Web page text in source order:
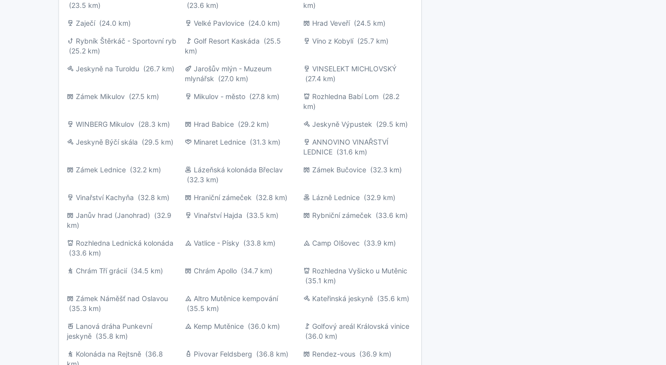
(23.5 km)
(23.6 km)
km)
Zaječí(24.0 km) Velké Pavlovice (24.0 km) Hrad Veveří(24.5 km)
Rybník Štěrkáč - Sportovní ryb
(25.2 km)
Golf Resort Kaskáda (25.5
km)
Víno z Kobylí(25.7 km)
Jeskyně na Turoldu (26.7 km)
Jarošův mlýn - Muzeum
mlynářsk (27.0 km)
VINSELEKT MICHLOVSKÝ
(27.4 km)
Zámek Mikulov (27.5 km) Mikulov - město (27.8 km) Rozhledna Babí Lom (28.2
km)
WINBERG Mikulov (28.3 km) Hrad Babice (29.2 km) Jeskyně Výpustek (29.5 km)
Jeskyně Býčí skála (29.5 km) Minaret Lednice (31.3 km)
ANNOVINO VINAŘSTVÍ
LEDNICE(31.6 km)
Zámek Lednice (32.2 km)
Lázeňská kolonáda Břeclav
(32.3 km)
Zámek Bučovice(32.3 km)
Vinařství Kachyňa (32.8 km) Hraniční zámeček (32.8 km) Lázně Lednice(32.9 km)
Janův hrad (Janohrad) (32.9
km)
Vinařství Hajda (33.5 km) Rybniční zámeček (33.6 km)
Rozhledna Lednická kolonáda
(33.6 km)
Vatlice - Písky (33.8 km) Camp Olšovec (33.9 km)
Chrám Tří grácií(34.5 km) Chrám Apollo (34.7 km)
Rozhledna Vyšicko u Mutěnic
(35.1 km)
Zámek Náměšť nad Oslavou
(35.3 km)
Altro Mutěnice kempování
(35.5 km)
Kateřinská jeskyně(35.6 km)
Lanová dráha Punkevní
jeskyně (35.8 km)
Kemp Mutěnice (36.0 km)
Golfový areál Královská vinice
(36.0 km)
Kolonáda na Rejtsně (36.8
Pivovar Feldsberg (36.8 km) Rendez-vous(36.9 km)